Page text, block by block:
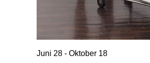
Juni 28- Oktober 18